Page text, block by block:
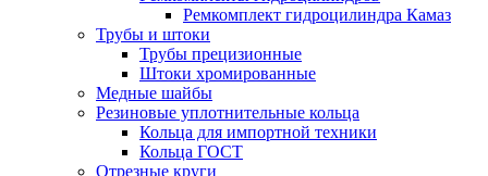
Ремкомплект гидроцилиндра Камаз
Трубы и штоки
Трубы прецизионные
Штоки хромированные
Медные шайбы
Резиновые уплотнительные кольца
Кольца для импортной техники
Кольца ГОСТ
Отрезные круги